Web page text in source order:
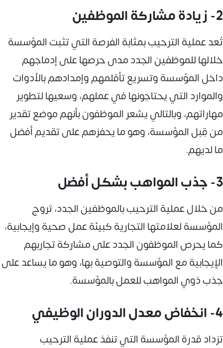
2- زيادة مشاركة الموظفين
تُعد عملية الترحيب بمثابة الفرصة التي تثبت المؤسسة
خلالها للموظفين الجدد مدى حرصها على إدماجهم
داخل المؤسسة وتسريع تأقلمهم وإمدادهم بالأدوات
والموارد التي يحتاجونها في عملهم، وسعيها لتطوير
مهاراتهم، وبالتالي يشعر الموظفون بأنهم موضع تقدير
من قِبل المؤسسة، وهو ما يحفزهم على تقديم أفضل
ما لديهم.
3- جذب المواهب بشكل أفضل
من خلال عملية الترحيب بالموظفين الجدد، تروج
المؤسسة لعلامتها التجارية كبيئة عمل صحية وإيجابية،
كما يحرص الموظفون الجدد على مشاركة تجاربهم
الإيجابية مع المؤسسة والتوصية بها، وهو ما يساعد على
جذب ذوي المواهب للعمل بالمؤسسة.
4- انخفاض معدل الدوران الوظيفي
تزداد قدرة المؤسسة التي تنفذ عملية الترحيب